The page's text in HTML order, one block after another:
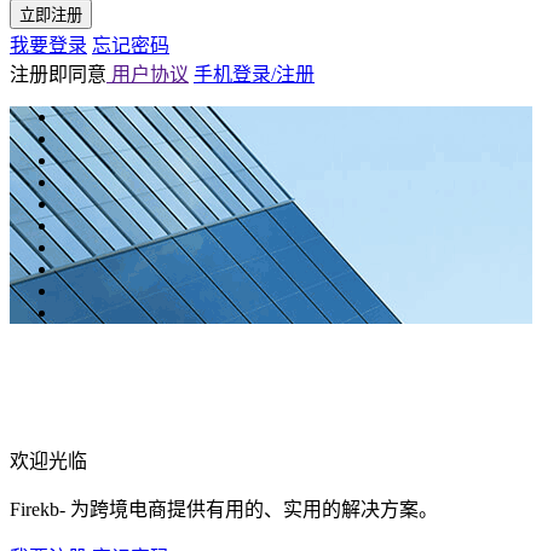
立即注册
我要登录 忘记密码
注册即同意 用户协议 手机登录/注册
欢迎光临
Firekb- 为跨境电商提供有用的、实用的解决方案。